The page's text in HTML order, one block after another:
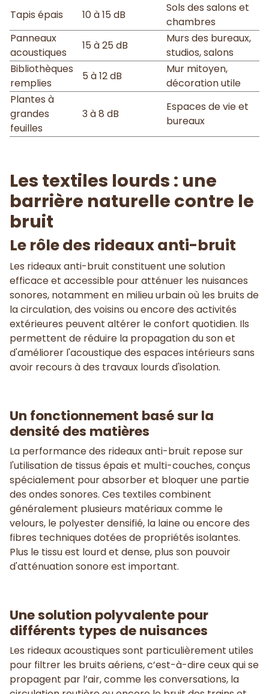
Tapis épais
10 à 15 dB
Sols des salons et
chambres
Panneaux
acoustiques
15 à 25 dB
Murs des bureaux,
studios, salons
Bibliothèques
remplies
5 à 12 dB
Mur mitoyen,
décoration utile
Plantes à
grandes
feuilles
3 à 8 dB
Espaces de vie et
bureaux
Les textiles lourds : une
barrière naturelle contre le
bruit
Le rôle des rideaux anti-bruit
Les rideaux anti-bruit constituent une solution
efficace et accessible pour atténuer les nuisances
sonores, notamment en milieu urbain où les bruits de
la circulation, des voisins ou encore des activités
extérieures peuvent altérer le confort quotidien. Ils
permettent de réduire la propagation du son et
d'améliorer l'acoustique des espaces intérieurs sans
avoir recours à des travaux lourds d'isolation.
Un fonctionnement basé sur la
densité des matières
La performance des rideaux anti-bruit repose sur
l'utilisation de tissus épais et multi-couches, conçus
spécialement pour absorber et bloquer une partie
des ondes sonores. Ces textiles combinent
généralement plusieurs matériaux comme le
velours, le polyester densifié, la laine ou encore des
fibres techniques dotées de propriétés isolantes.
Plus le tissu est lourd et dense, plus son pouvoir
d'atténuation sonore est important.
Une solution polyvalente pour
différents types de nuisances
Les rideaux acoustiques sont particulièrement utiles
pour filtrer les bruits aériens, c’est-à-dire ceux qui se
propagent par l’air, comme les conversations, la